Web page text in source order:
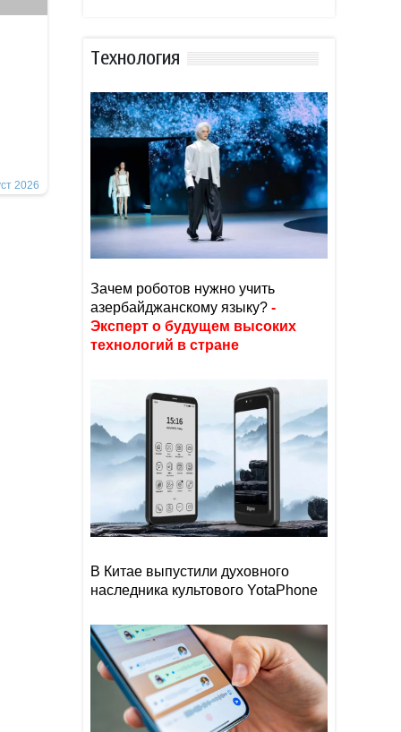
2026
Тexнoлoгия
Зачем роботов нужно учить
азербайджанскому языку? -
Эксперт о будущем высоких
технологий в стране
В Китае выпустили духовного
наследника культового YotaPhone